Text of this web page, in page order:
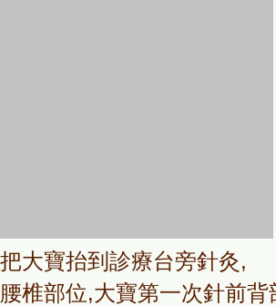
大寶抬到診療台旁針灸,
椎部位,大寶第一次針前